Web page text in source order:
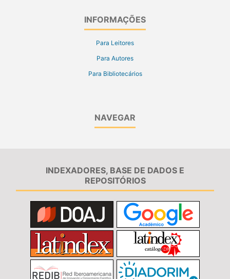
INFORMAÇÕES
Para Leitores
Para Autores
Para Bibliotecários
NAVEGAR
INDEXADORES, BASE DE DADOS E
REPOSITÓRIOS